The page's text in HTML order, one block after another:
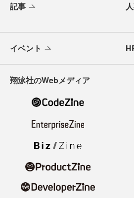
記事
イベント
翔泳社のWebメディア